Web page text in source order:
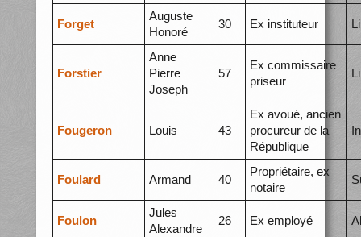
Forget
Auguste
Honoré
30 Ex instituteur
Forstier
Anne
Pierre
Joseph
57
Ex commissaire
priseur
Fougeron Louis 43
Ex avoué, ancien
procureur de la
République
Foulard Armand 40
Propriétaire, ex
notaire
Foulon
Jules
Alexandre
26 Ex employé